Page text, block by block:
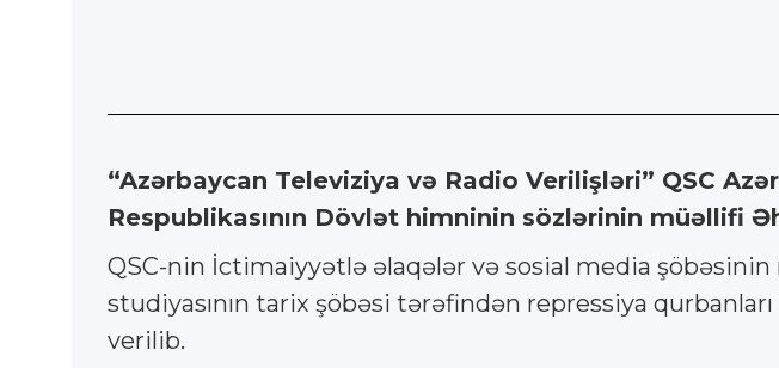
“Azərbaycan Televiziya və Radio Verilişləri” QSC
Respublikasının Dövlət himninin sözlərinin müəllifi
QSC-nin İctimaiyyətlə əlaqələr və sosial media
studiyasının tarix şöbəsi tərəfindən repressiya
verilib.